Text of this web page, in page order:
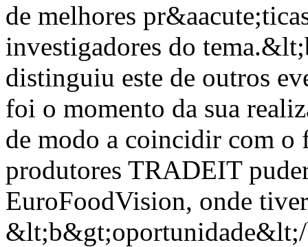
de melhores
investigadores do
distinguiu este de outros
foi o momento da sua
de modo a coincidir com o
produtores TRADEIT
EuroFoodVision, onde
&lt;b&gt;oportunidade&lt;/